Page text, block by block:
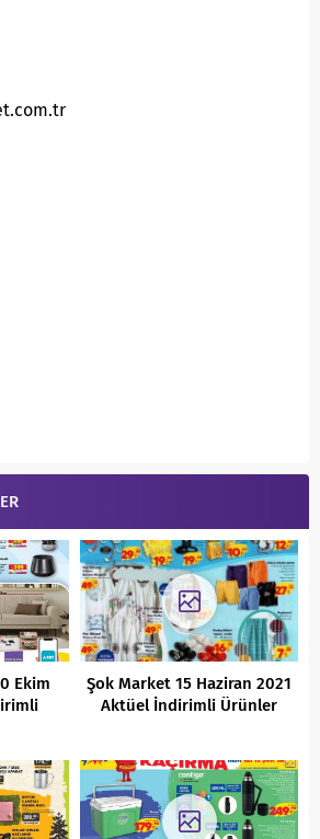
Ekim
Şok Market 15 Haziran 2021
Aktüel İndirimli Ürünler